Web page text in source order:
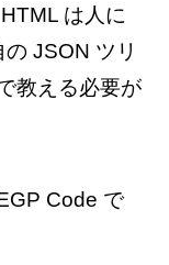
は人に
JSON ツリ
教える必要が
Code で